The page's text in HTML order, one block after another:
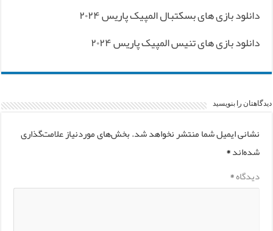
دانلود بازی های بسکتبال المپیک پاریس ۲۰۲۴
دانلود بازی های تنیس المپیک پاریس ۲۰۲۴
دیدگاهتان را بنویسید
نشانی ایمیل شما منتشر نخواهد شد.بخش‌های موردنیاز علامت‌گذاری
شده‌اند*
دیدگاه*